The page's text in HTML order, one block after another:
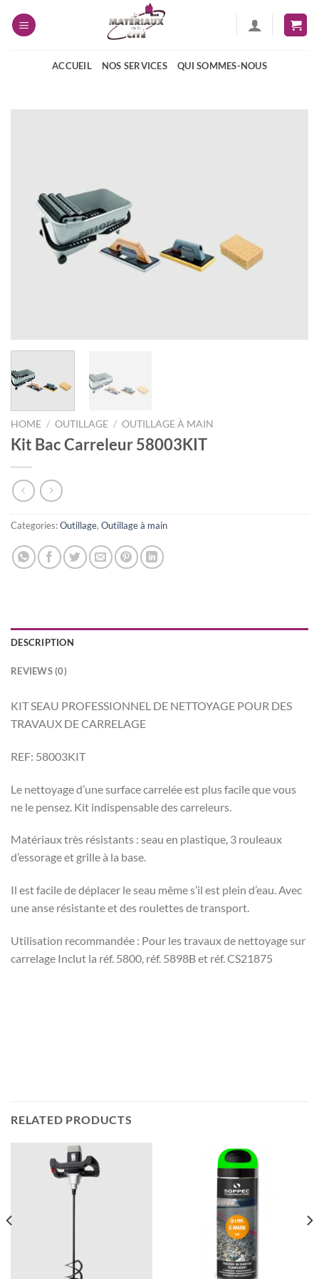
ACCUEIL NOS SERVICES QUI SOMMES-NOUS
HOME / OUTILLAGE / OUTILLAGE À MAIN
Kit Bac Carreleur 58003KIT
Categories:Outillage, Outillage à main
DESCRIPTION
REVIEWS (0)
KIT SEAU PROFESSIONNEL DE NETTOYAGE POUR DES
TRAVAUX DE CARRELAGE
REF: 58003KIT
Le nettoyage d’une surface carrelée est plus facile que vous
ne le pensez. Kit indispensable des carreleurs.
Matériaux très résistants : seau en plastique, 3 rouleaux
d’essorage et grille à la base.
Il est facile de déplacer le seau même s’il est plein d’eau. Avec
une anse résistante et des roulettes de transport.
Utilisation recommandée : Pour les travaux de nettoyage sur
carrelage Inclut la réf. 5800, réf. 5898B et réf. CS21875
RELATED PRODUCTS